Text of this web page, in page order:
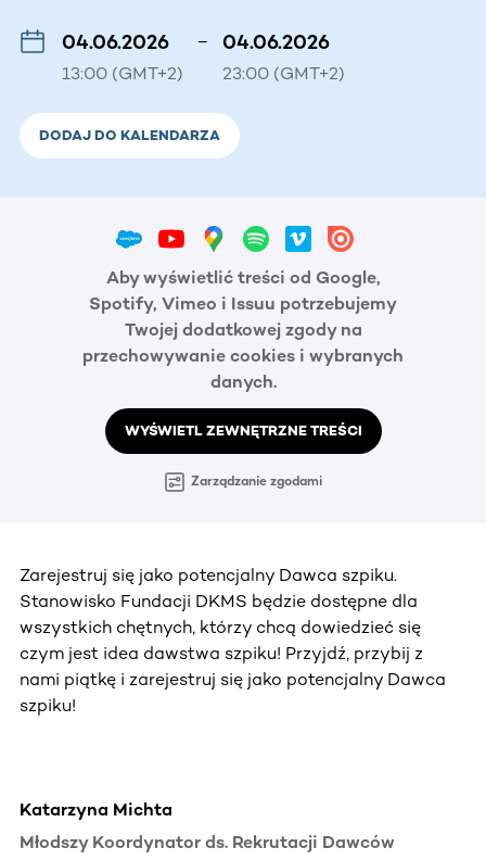
04.06.2026
13:00 (GMT+2)
– 04.06.2026
23:00 (GMT+2)
DODAJ DO KALENDARZA
Aby wyświetlić treści od Google,
Spotify, Vimeo i Issuu potrzebujemy
Twojej dodatkowej zgody na
przechowywanie cookies i wybranych
danych.
WYŚWIETL ZEWNĘTRZNE TREŚCI
Zarządzanie zgodami
Zarejestruj się jako potencjalny Dawca szpiku.
Stanowisko Fundacji DKMS będzie dostępne dla
wszystkich chętnych, którzy chcą dowiedzieć się
czym jest idea dawstwa szpiku! Przyjdź, przybij z
nami piątkę i zarejestruj się jako potencjalny Dawca
szpiku!
Katarzyna Michta
Młodszy Koordynator ds. Rekrutacji Dawców